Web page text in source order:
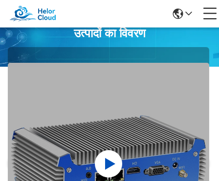
उत्पादों का विवरण